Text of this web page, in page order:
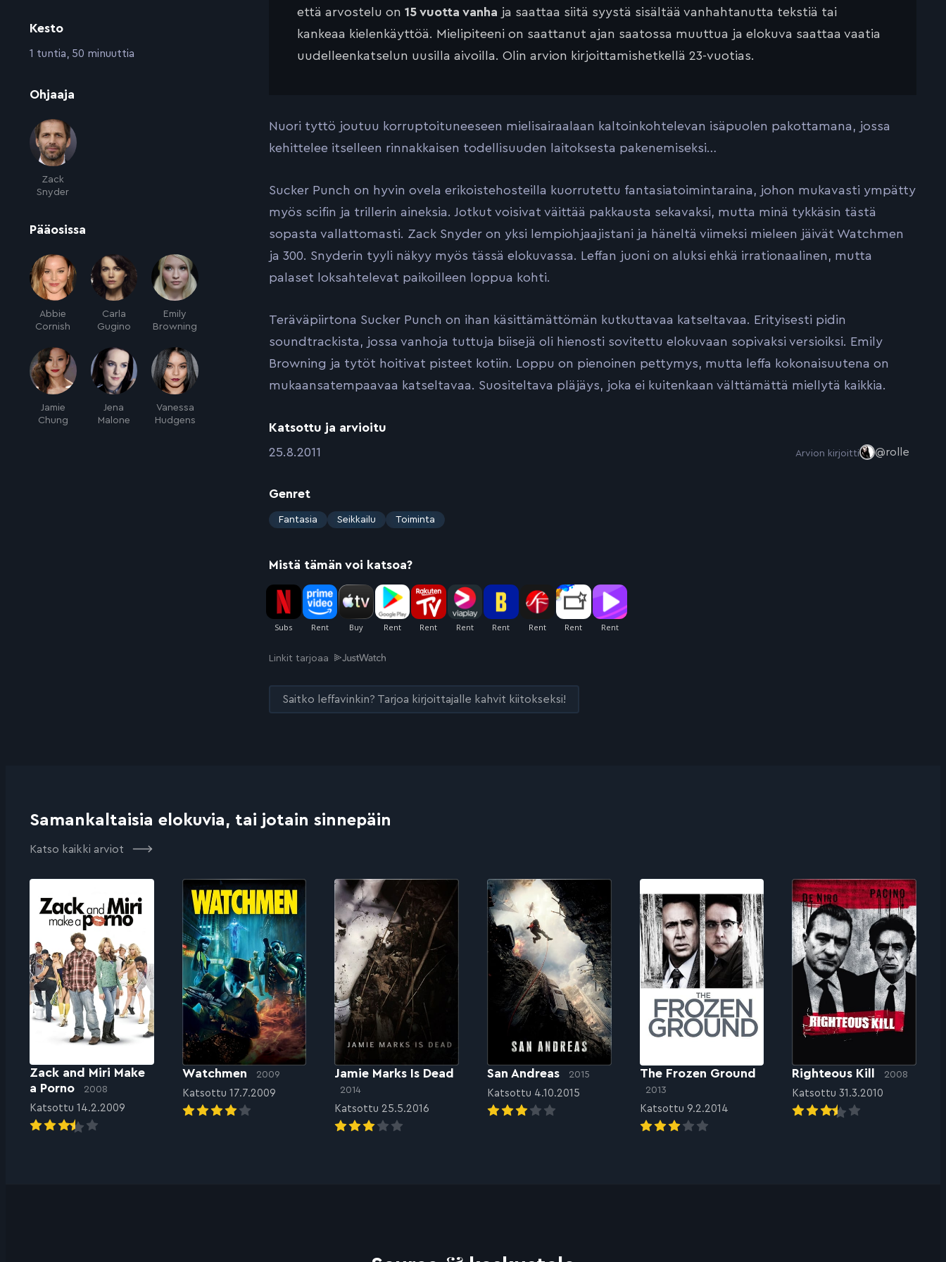
Kesto
:1 tuntia, 50 minuuttia
Ohjaaja
Zack
Snyder
Pääosissa
Abbie
Cornish
Carla
Gugino
Emily
Browning
Jamie
Chung
Jena
Malone
Vanessa
Hudgens
että arvostelu on 15 vuotta vanha ja saattaa siitä syystä sisältää vanhahtanutta tekstiä tai
kankeaa kielenkäyttöä. Mielipiteeni on saattanut ajan saatossa muuttua ja elokuva saattaa vaatia
uudelleenkatselun uusilla aivoilla. Olin arvion kirjoittamishetkellä 23-vuotias.
Nuori tyttö joutuu korruptoituneeseen mielisairaalaan kaltoinkohtelevan isäpuolen pakottamana, jossa
kehittelee itselleen rinnakkaisen todellisuuden laitoksesta pakenemiseksi…
Sucker Punch on hyvin ovela erikoistehosteilla kuorrutettu fantasiatoimintaraina, johon mukavasti ympätty
myös scifin ja trillerin aineksia. Jotkut voisivat väittää pakkausta sekavaksi, mutta minä tykkäsin tästä
sopasta vallattomasti. Zack Snyder on yksi lempiohjaajistani ja häneltä viimeksi mieleen jäivät Watchmen
ja 300. Snyderin tyyli näkyy myös tässä elokuvassa. Leffan juoni on aluksi ehkä irrationaalinen, mutta
palaset loksahtelevat paikoilleen loppua kohti.
Teräväpiirtona Sucker Punch on ihan käsittämättömän kutkuttavaa katseltavaa. Erityisesti pidin
soundtrackista, jossa vanhoja tuttuja biisejä oli hienosti sovitettu elokuvaan sopivaksi versioiksi. Emily
Browning ja tytöt hoitivat pisteet kotiin. Loppu on pienoinen pettymys, mutta leffa kokonaisuutena on
mukaansatempaavaa katseltavaa. Suositeltava pläjäys, joka ei kuitenkaan välttämättä miellytä kaikkia.
Katsottu ja arvioitu
:25.8.2011 Arvion kirjoitti @rolle
Genret
:
Fantasia Seikkailu Toiminta
Mistä tämän voi katsoa?
Linkit tarjoaa
Saitko leffavinkin? Tarjoa kirjoittajalle kahvit kiitokseksi!
Samankaltaisia elokuvia, tai jotain sinnepäin
Katso kaikki arviot
Zack and Miri Make
a Porno
2008
Katsottu 14.2.2009
Watchmen 2009
Katsottu 17.7.2009
Jamie Marks Is Dead
2014
Katsottu 25.5.2016
San Andreas 2015
Katsottu 4.10.2015
The Frozen Ground
2013
Katsottu 9.2.2014
Righteous Kill 2008
Katsottu 31.3.2010